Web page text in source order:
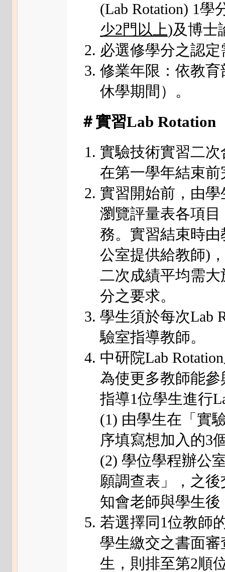
(Lab Rotation) 1學
少2門以上)及博士
必選修學分之認
修業年限：依教
休學期間）。
＃實習Lab Rotation
實驗技術實習二
在第一學年結束前
實習開始前，由
瀏覽評量表各項
務。實習結束時
公室提供給教師)
二次成績平均需
分之要求。
學生須於每次Lab
驗室指導教師。
中研院Lab
為使更多教師能
指導1位學生進行
(1) 由學生在「實
序填寫想加入的3
(2) 學位學程辦公
願調查表」，之
知會老師與學生
若選擇同1位教師
學生繳交之書面
生，則排至第2順